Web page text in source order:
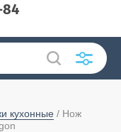
84
кухонные / Нож